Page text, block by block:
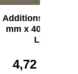
Additionsrolle 57
mm x 40 m (B x
L)
4,72 €*